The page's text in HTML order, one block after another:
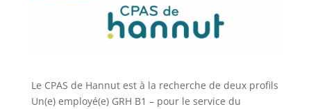
Le CPAS de Hannut est à la recherche de deux profils
Un(e) employé(e) GRH B1 – pour le service du